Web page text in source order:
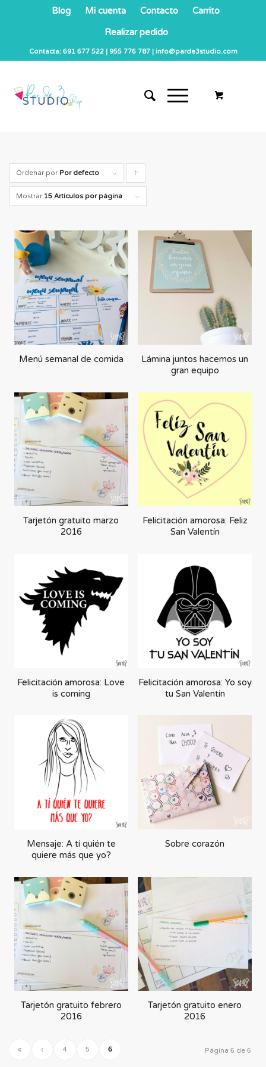
Blog Mi cuenta Contacto
Carrito
Realizar pedido
Contacta: 691 677 522 | 955 776 787 | info@parde3studio.com
Ordenar por Por defecto
cupones
forma
ascendente
Mostrar 15 Artículos por página
Menú semanal de comida
Lámina juntos hacemos un
gran equipo
Tarjetón gratuito marzo
2016
Felicitación amorosa: Feliz
San Valentín
Felicitación amorosa: Love
is coming
Felicitación amorosa: Yo soy
tu San Valentín
Mensaje: A tí quién te
quiere más que yo?
Sobre corazón
Tarjetón gratuito febrero
2016
Tarjetón gratuito enero
2016
Página 6 de 6
« ‹ 4 5 6